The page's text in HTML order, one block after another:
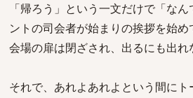
「帰ろう」という一文だけで「な
ントの司会者が始まりの挨拶を始め
会場の扉は閉ざされ、出るにも出れ
それで、あれよあれよという間にト